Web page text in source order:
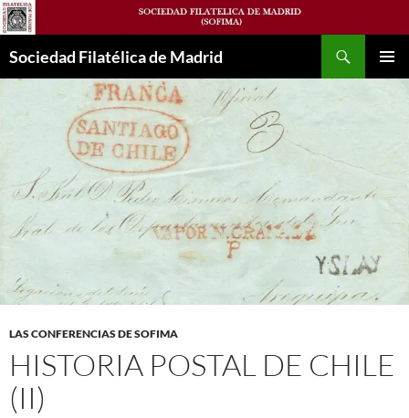
Saltar
al
contenido
Sociedad Filatélica de Madrid
LAS CONFERENCIAS DE SOFIMA
HISTORIA POSTAL DE CHILE
(II)